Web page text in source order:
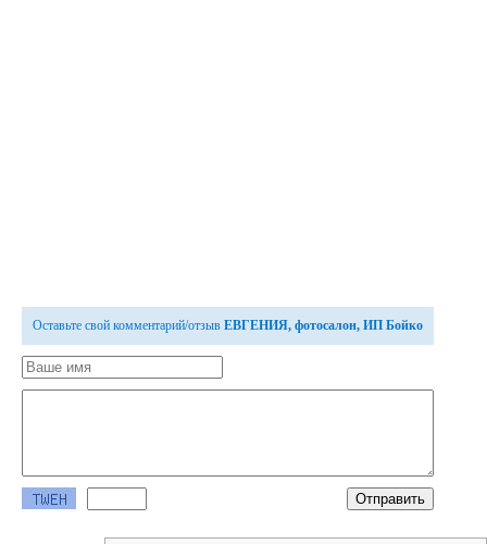
Оставьте свой комментарий/отзыв ЕВГЕНИЯ, фотосалон, ИП Бойко